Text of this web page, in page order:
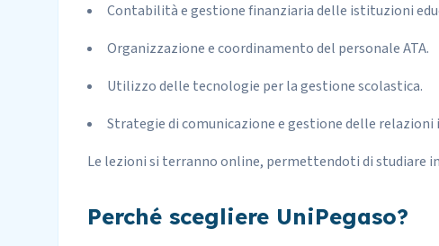
Contabilità e gestione finanziaria delle istituzioni
Organizzazione e coordinamento del personale ATA.
Utilizzo delle tecnologie per la gestione scolastica.
Strategie di comunicazione e gestione delle relazioni
Le lezioni si terranno online, permettendoti di studiare
Perché scegliere UniPegaso?